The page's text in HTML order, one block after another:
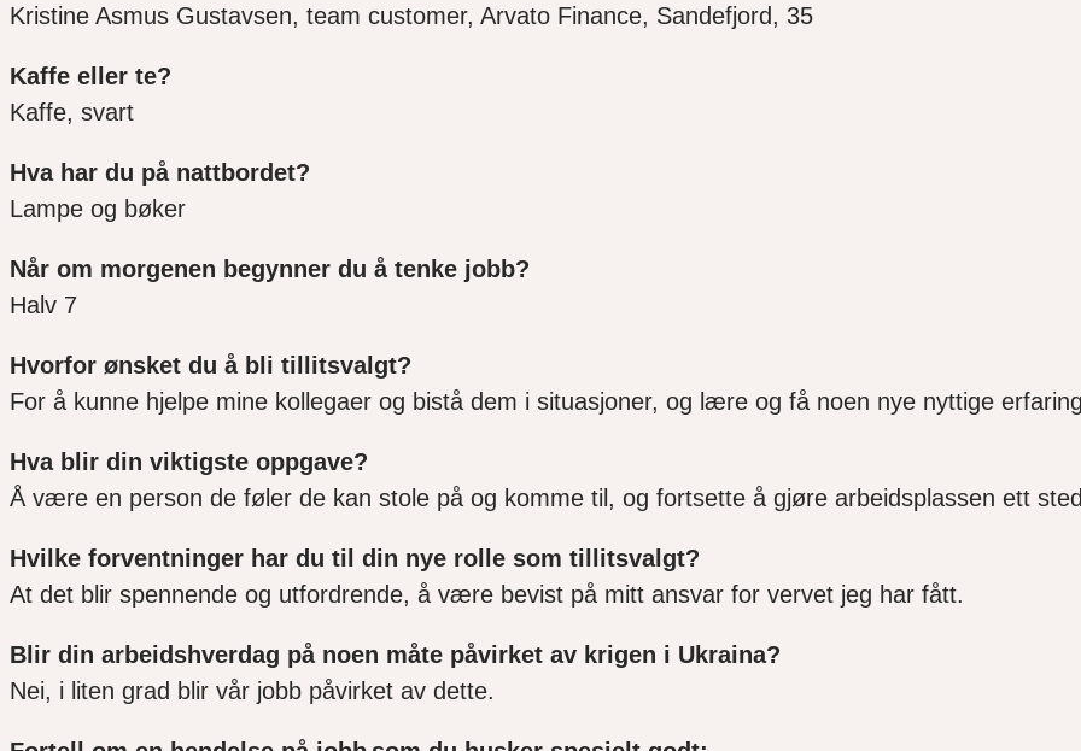
Kristine Asmus Gustavsen, team customer, Arvato Finance, Sandefjord, 35
Kaffe eller te?
Kaffe, svart
Hva har du på nattbordet?
Lampe og bøker
Når om morgenen begynner du å tenke jobb?
Halv 7
Hvorfor ønsket du å bli tillitsvalgt?
For å kunne hjelpe mine kollegaer og bistå dem i situasjoner, og lære og få noen nye nyttige
Hva blir din viktigste oppgave?
Å være en person de føler de kan stole på og komme til, og fortsette å gjøre arbeidsplassen ett
Hvilke forventninger har du til din nye rolle som tillitsvalgt?
At det blir spennende og utfordrende, å være bevist på mitt ansvar for vervet jeg har fått.
Blir din arbeidshverdag på noen måte påvirket av krigen i Ukraina?
Nei, i liten grad blir vår jobb påvirket av dette.